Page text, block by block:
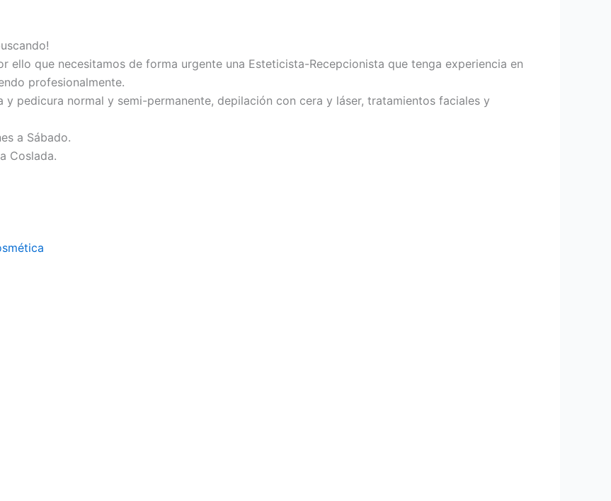
ello que necesitamos de forma urgente una Esteticista-Recepcionista que tenga experiencia en
profesionalmente.
y pedicura normal y semi-permanente, depilación con cera y láser, tratamientos faciales y
a Sábado.
Coslada.